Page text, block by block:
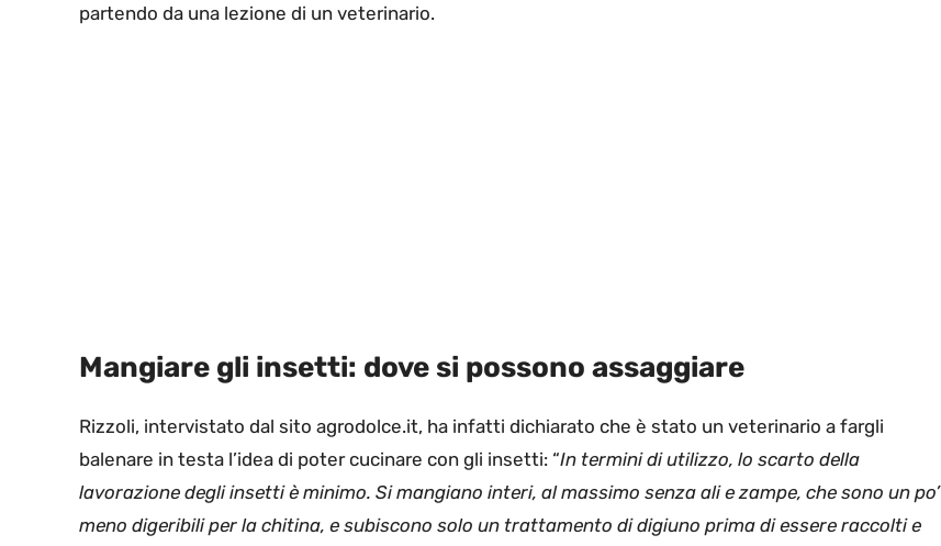
partendo da una lezione di un veterinario.
Mangiare gli insetti: dove si possono assaggiare
Rizzoli, intervistato dal sito agrodolce.it, ha infatti dichiarato che è stato un veterinario a fargli
balenare in testa l’idea di poter cucinare con gli insetti: “In termini di utilizzo, lo scarto della
lavorazione degli insetti è minimo. Si mangiano interi, al massimo senza ali e zampe, che sono un po’
meno digeribili per la chitina, e subiscono solo un trattamento di digiuno prima di essere raccolti e